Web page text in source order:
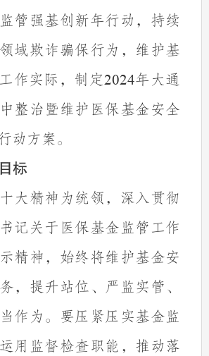
管强基创新年行动，持续
域欺诈骗保行为，维护基
作实际，制定2024年大通
整治暨维护医保基金安全
动方案。
标
大精神为统领，深入贯彻
记关于医保基金监管工作
精神，始终将维护基金安
，提升站位、严监实管、
作为。要压紧压实基金监
用监督检查职能，推动落